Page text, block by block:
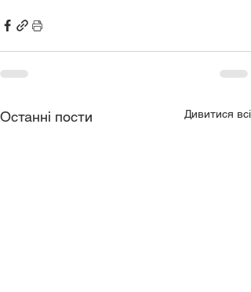
Останні пости Дивитися всі